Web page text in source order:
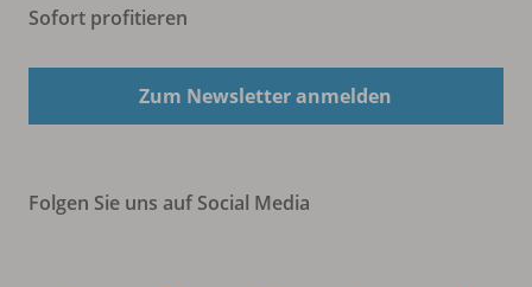
Sofort profitieren
Zum Newsletter anmelden
Folgen Sie uns auf Social Media